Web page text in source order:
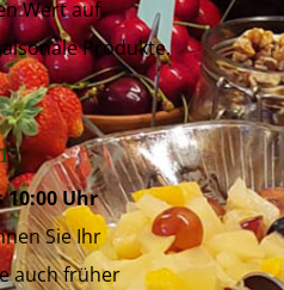
Wert auf
Produkte.
10:00 Uhr
Sie Ihr
auch früher